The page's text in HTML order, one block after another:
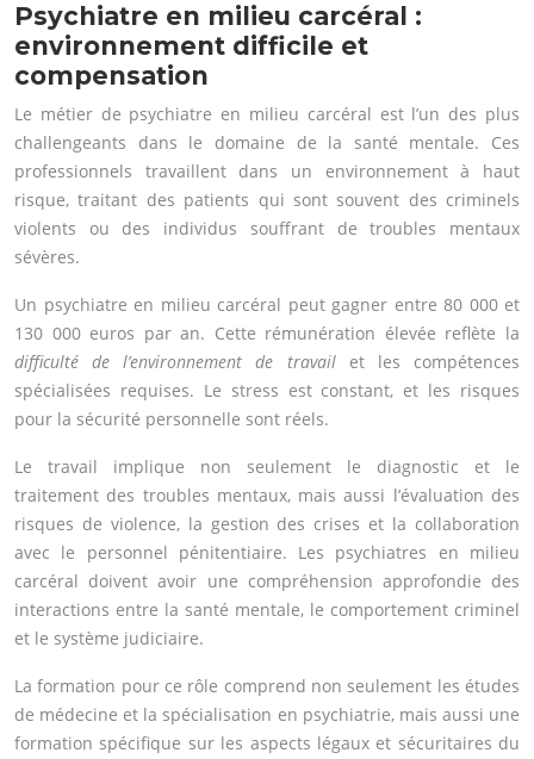
Psychiatre en milieu carcéral :
environnement difficile et
compensation
Le métier de psychiatre en milieu carcéral est l’un des plus
challengeants dans le domaine de la santé mentale. Ces
professionnels travaillent dans un environnement à haut
risque, traitant des patients qui sont souvent des criminels
violents ou des individus souffrant de troubles mentaux
sévères.
Un psychiatre en milieu carcéral peut gagner entre 80 000 et
130 000 euros par an. Cette rémunération élevée reflète la
difficulté de l’environnement de travailet les compétences
spécialisées requises. Le stress est constant, et les risques
pour la sécurité personnelle sont réels.
Le travail implique non seulement le diagnostic et le
traitement des troubles mentaux, mais aussi l’évaluation des
risques de violence, la gestion des crises et la collaboration
avec le personnel pénitentiaire. Les psychiatres en milieu
carcéral doivent avoir une compréhension approfondie des
interactions entre la santé mentale, le comportement criminel
et le système judiciaire.
La formation pour ce rôle comprend non seulement les études
de médecine et la spécialisation en psychiatrie, mais aussi une
formation spécifique sur les aspects légaux et sécuritaires du